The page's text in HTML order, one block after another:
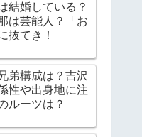
結婚している？
は芸能人？「お
抜てき！
弟構成は？吉沢
性や出身地に注
ルーツは？